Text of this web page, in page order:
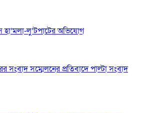
হা’মলা-লু’টপাটের অভিযোগ
সংবাদ সম্মেলনের প্রতিবাদে পাল্টা সংবাদ